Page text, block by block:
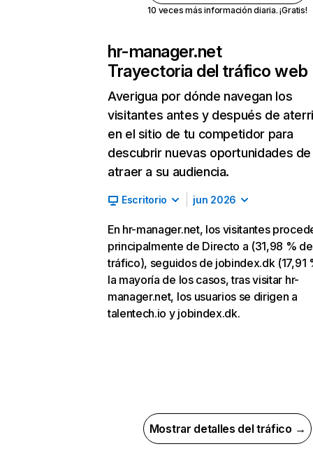
10 veces más información diaria. ¡Gratis!
hr-manager.net
Trayectoria del tráfico web
Averigua por dónde navegan los
visitantes antes y después de
en el sitio de tu competidor para
descubrir nuevas oportunidades de
atraer a su audiencia.
Escritorio jun 2026
En hr-manager.net, los visitantes
principalmente de Directo a (31,98 % de
tráfico), seguidos de jobindex.dk (17,91
la mayoría de los casos, tras visitar hr-
manager.net, los usuarios se dirigen a
talentech.io y jobindex.dk.
Mostrar detalles del tráfico →